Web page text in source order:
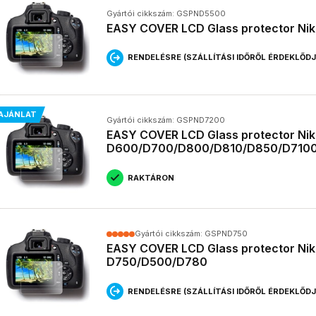
Gyártói cikkszám: GSPND5500
EASY COVER LCD Glass protector
RENDELÉSRE (SZÁLLÍTÁSI IDŐRŐL
Gyártói cikkszám: GSPND7200
EASY COVER LCD Glass protector
D600/D700/D800/D810/D850/
RAKTÁRON
Gyártói cikkszám: GSPND750
EASY COVER LCD Glass protector
D750/D500/D780
RENDELÉSRE (SZÁLLÍTÁSI IDŐRŐL